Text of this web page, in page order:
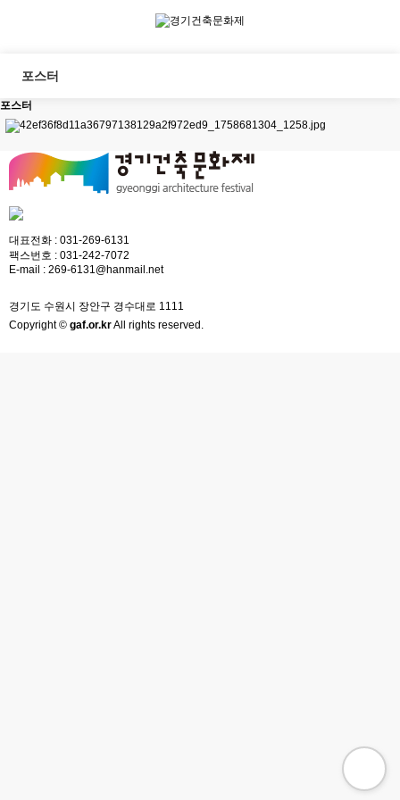
포스터
포스터
대표전화 : 031-269-6131
팩스번호 : 031-242-7072
E-mail : 269-6131@hanmail.net
경기도 수원시 장안구 경수대로 1111
Copyright © gaf.or.krAll rights reserved.